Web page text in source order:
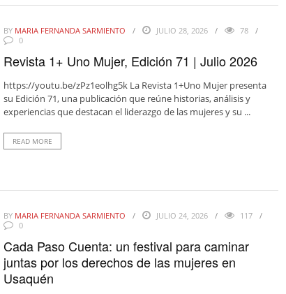
BY MARIA FERNANDA SARMIENTO JULIO 28, 2026
78
0
Revista 1+ Uno Mujer, Edición 71 | Julio 2026
https://youtu.be/zPz1eolhg5k La Revista 1+Uno Mujer presenta
su Edición 71, una publicación que reúne historias, análisis y
experiencias que destacan el liderazgo de las mujeres y su ...
READ MORE
BY MARIA FERNANDA SARMIENTO JULIO 24, 2026
117
0
Cada Paso Cuenta: un festival para caminar
juntas por los derechos de las mujeres en
Usaquén